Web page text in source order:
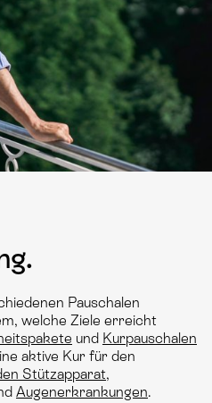
Pauschalen
welche Ziele erreicht
und Kurpauschalen
aktive Kur für den
Stützapparat,
Augenerkrankungen.